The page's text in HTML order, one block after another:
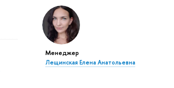
Менеджер
Лещинская Елена Анатольевна